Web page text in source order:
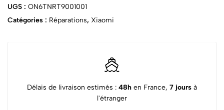
UGS : ON6TNRT9001001
Catégories : Réparations, Xiaomi
Délais de livraison estimés : 48h en France, 7 jours à
l'étranger